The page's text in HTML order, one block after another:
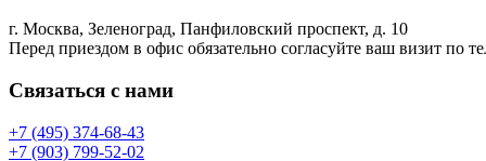
г. Москва, Зеленоград, Панфиловский проспект, д. 10
Перед приездом в офис обязательно согласуйте ваш визит по
Связаться с нами
+7 (495) 374-68-43
+7 (903) 799-52-02